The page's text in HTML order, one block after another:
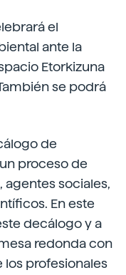
el
ante la
Etorkizuna
se podrá
de
proceso de
sociales,
En este
decálogo y a
redonda con
los profesionales